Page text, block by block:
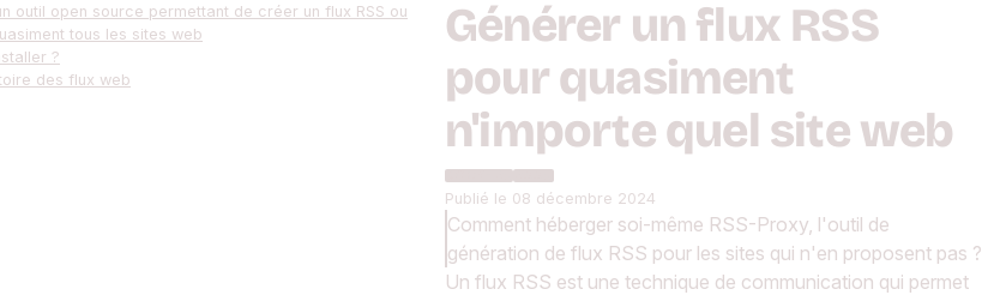
outil open source permettant de créer un flux RSS ou
tous les sites web
?
des flux web
Générer un flux RSS
pour quasiment
n'importe quel site web
DOCKER RSS
Publié le 08 décembre 2024
Comment héberger soi-même RSS-Proxy, l'outil de
génération de flux RSS pour les sites qui n'en proposent pas ?
Un flux RSS est une technique de communication qui permet